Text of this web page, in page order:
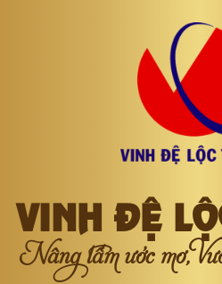
VINH ĐỆ
Nâng tầm ước mơ,